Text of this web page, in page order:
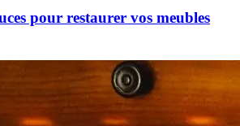
pour restaurer vos meubles